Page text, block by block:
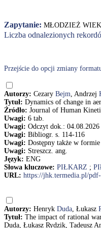
Zapytanie: MŁODZIEŻ
Liczba odnalezionych
Przejście do opcji zmiany
Autorzy: Cezary Bejm, Andrzej
Tytuł: Dynamics of change in
Źródło: Journal of Human
Uwagi: 6 tab.
Uwagi: Odczyt dok.: 04.08.2026
Uwagi: Bibliogr. s. 114-116
Uwagi: Dostępny także w
Uwagi: Streszcz. ang.
Język: ENG
Słowa kluczowe: PIŁKARZ ;
URL: https://jhk.termedia.pl/
Autorzy: Henryk Duda, Łukasz
Tytuł: The impact of rational
Duda, Łukasz Rydzik, Tadeusz